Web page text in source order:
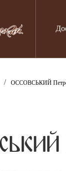
/ ОССОВСЬКИЙ